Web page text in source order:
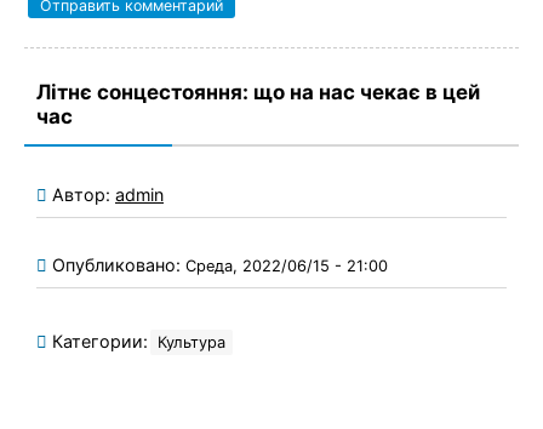
Літнє сонцестояння: що на нас чекає в цей
час
Автор: admin
Опубликовано: Среда, 2022/06/15 - 21:00
Категории: Культура